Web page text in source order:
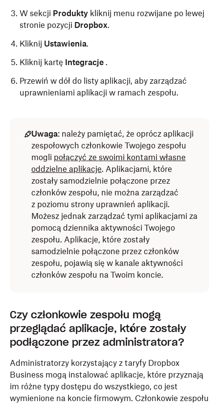
W sekcji Produkty kliknij menu rozwijane po lewej
stronie pozycji Dropbox.
Kliknij Ustawienia.
Kliknij kartę Integracje .
Przewiń w dół do listy aplikacji, aby zarządzać
uprawnieniami aplikacji w ramach zespołu.
Uwaga: należy pamiętać, że oprócz aplikacji
zespołowych członkowie Twojego zespołu
mogli połączyć ze swoimi kontami własne
oddzielne aplikacje. Aplikacjami, które
zostały samodzielnie połączone przez
członków zespołu, nie można zarządzać
z poziomu strony uprawnień aplikacji.
Możesz jednak zarządzać tymi aplikacjami za
pomocą dziennika aktywności Twojego
zespołu. Aplikacje, które zostały
samodzielnie połączone przez członków
zespołu, pojawią się w kanale aktywności
członków zespołu na Twoim koncie.
Czy członkowie zespołu mogą
przeglądać aplikacje, które zostały
podłączone przez administratora?
Administratorzy korzystający z taryfy Dropbox
Business mogą instalować aplikacje, które przyznają
im różne typy dostępu do wszystkiego, co jest
wymienione na koncie firmowym. Członkowie zespołu